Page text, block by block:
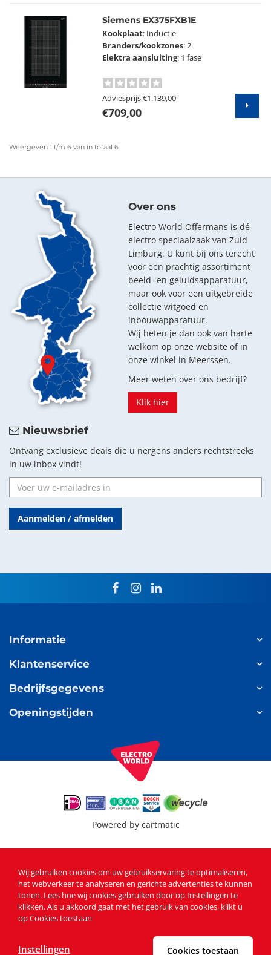
Siemens EX375FXB1E
Kookplaat: Inductie
Branders/kookzones: 2
Elektra aansluiting: 1 fase
Adviesprijs€1.139,00
€709,00
Weergeven 1 t/m 6 van in totaal 6
Over ons
Electro World Offermans is dé
electro speciaalzaak van Zuid
Limburg. U kunt bij ons terecht
voor een prachtig assortiment
beeld- en geluidsapparatuur,
maar ook voor een uitgebreide
collectie witgoed en
inbouwapparatuur.
Wij heten je dan ook van harte
welkom op onze website of in
onze winkel in Meerssen.
Meer weten over ons bedrijf?
Klik hier
Nieuwsbrief
Ontvang exclusieve deals die u nergens anders rechtstreeks
in uw inbox vindt!
Aanmelden / afmelden
facebookinstagram
linkedin
Informatie
Klantenservice
Bedrijfsgegevens
Openingstijden
Powered by cartmatic
Wij gebruiken cookies om uw gebruikservaring te optimaliseren,
het webverkeer te analyseren en gerichte advertenties te kunnen
tonen. Lees hoe wij cookies gebruiken door op Instellingen te
klikken. Als u akkoord gaat met het gebruik van cookies, klikt u
op Cookies toestaan
Instellingen Cookies toestaan